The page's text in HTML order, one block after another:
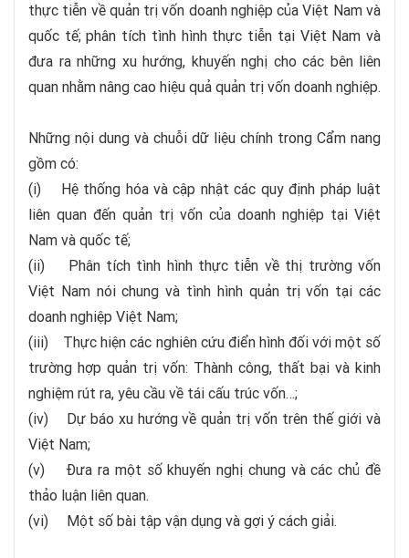
thực tiễn về quản trị vốn doanh nghiệp của Việt Nam và
quốc tế; phân tích tình hình thực tiễn tại Việt Nam và
đưa ra những xu hướng, khuyến nghị cho các bên liên
quan nhằm nâng cao hiệu quả quản trị vốn doanh nghiệp.
Những nội dung và chuỗi dữ liệu chính trong Cẩm nang
gồm có:
(i) Hệ thống hóa và cập nhật các quy định pháp luật
liên quan đến quản trị vốn của doanh nghiệp tại Việt
Nam và quốc tế;
(ii) Phân tích tình hình thực tiễn về thị trường vốn
Việt Nam nói chung và tình hình quản trị vốn tại các
doanh nghiệp Việt Nam;
(iii) Thực hiện các nghiên cứu điển hình đối với một số
trường hợp quản trị vốn: Thành công, thất bại và kinh
nghiệm rút ra, yêu cầu về tái cấu trúc vốn…;
(iv) Dự báo xu hướng về quản trị vốn trên thế giới và
Việt Nam;
(v) Đưa ra một số khuyến nghị chung và các chủ đề
thảo luận liên quan.
(vi) Một số bài tập vận dụng và gợi ý cách giải.